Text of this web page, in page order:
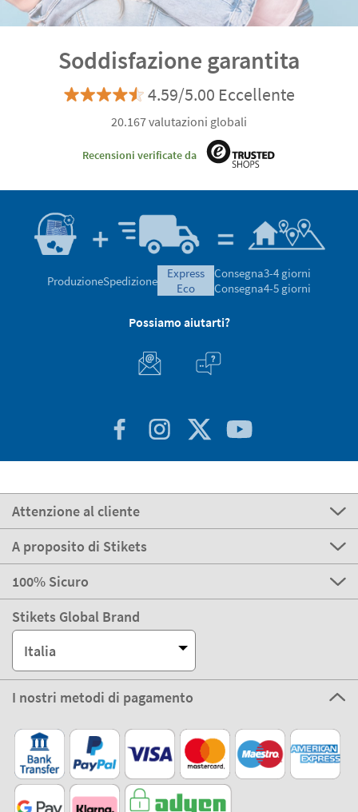
Soddisfazione garantita
4.59/5.00 Eccellente
20.167 valutazioni globali
Recensioni verificate da
ProduzioneSpedizione
express
eco
Consegna3-4 giorni
Consegna4-5 giorni
Possiamo aiutarti?
Attenzione al cliente
A proposito di Stikets
100% Sicuro
Stikets Global Brand
Italia
I nostri metodi di pagamento